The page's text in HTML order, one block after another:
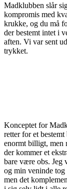
Madklubben slår
kompromis med
krukke, og du må
der bestemt intet i
aften. Vi var sent
trykket.
Konceptet for
retter for et
enormt billigt, men
der kommer et
bare være obs. Jeg
og min veninde
men det